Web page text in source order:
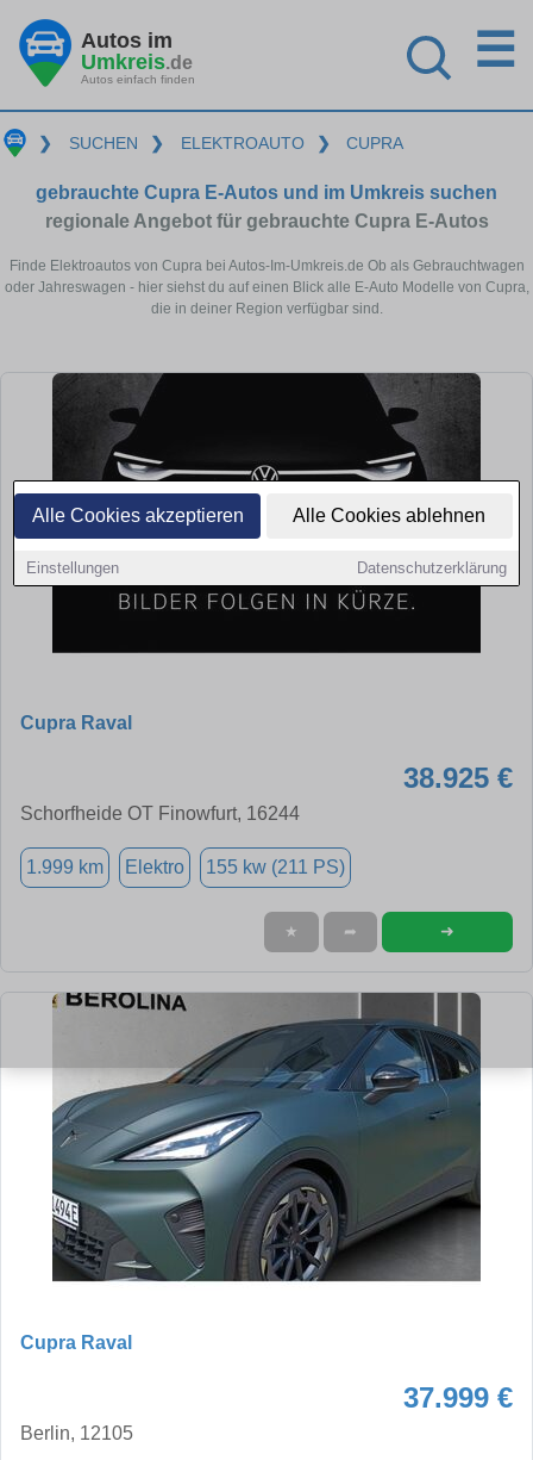
Alle Cookies akzeptieren Alle Cookies ablehnen
Einstellungen Datenschutzerklärung
Autos im
Umkreis.de
Autos einfach finden
☰
❯ SUCHEN ❯ ELEKTROAUTO ❯ CUPRA
gebrauchte Cupra E-Autos und im Umkreis suchen
regionale Angebot für gebrauchte Cupra E-Autos
Finde Elektroautos von Cupra bei Autos-Im-Umkreis.de Ob als Gebrauchtwagen
oder Jahreswagen - hier siehst du auf einen Blick alle E-Auto Modelle von Cupra,
die in deiner Region verfügbar sind.
Cupra Raval
38.925 €
Schorfheide OT Finowfurt, 16244
1.999 km Elektro 155 kw (211 PS)
★ ➦ ➜
Cupra Raval
37.999 €
Berlin, 12105